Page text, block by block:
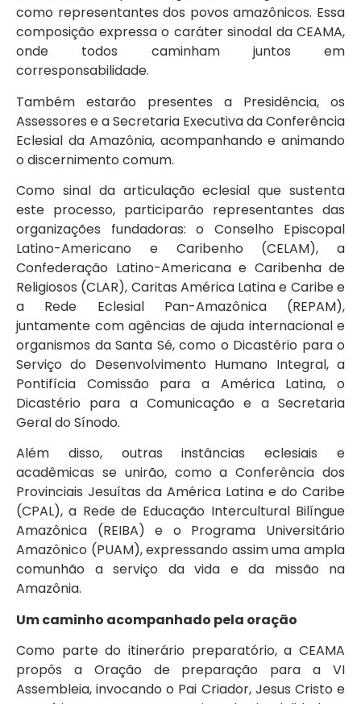
como representantes dos povos amazônicos. Essa
composição expressa o caráter sinodal da CEAMA,
onde todos caminham juntos em
corresponsabilidade.
Também estarão presentes a Presidência, os
Assessores e a Secretaria Executiva da Conferência
Eclesial da Amazônia, acompanhando e animando
o discernimento comum.
Como sinal da articulação eclesial que sustenta
este processo, participarão representantes das
organizações fundadoras: o Conselho Episcopal
Latino-Americano e Caribenho (CELAM), a
Confederação Latino-Americana e Caribenha de
Religiosos (CLAR), Caritas América Latina e Caribe e
a Rede Eclesial Pan-Amazônica (REPAM),
juntamente com agências de ajuda internacional e
organismos da Santa Sé, como o Dicastério para o
Serviço do Desenvolvimento Humano Integral, a
Pontifícia Comissão para a América Latina, o
Dicastério para a Comunicação e a Secretaria
Geral do Sínodo.
Além disso, outras instâncias eclesiais e
acadêmicas se unirão, como a Conferência dos
Provinciais Jesuítas da América Latina e do Caribe
(CPAL), a Rede de Educação Intercultural Bilíngue
Amazônica (REIBA) e o Programa Universitário
Amazônico (PUAM), expressando assim uma ampla
comunhão a serviço da vida e da missão na
Amazônia.
Um caminho acompanhado pela oração
Como parte do itinerário preparatório, a CEAMA
propôs a Oração de preparação para a VI
Assembleia, invocando o Pai Criador, Jesus Cristo e